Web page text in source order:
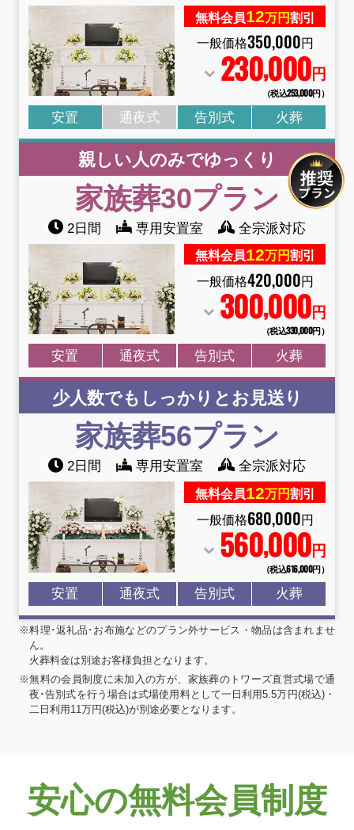
無料会員12万円割引
一般価格350,000円
230,000円
（税込253,000円）
安置 通夜式 告別式 火葬
親しい人のみでゆっくり
家族葬30プラン
2日間 専用安置室 全宗派対応
無料会員12万円割引
一般価格420,000円
300,000円
（税込330,000円）
安置 通夜式 告別式 火葬
少人数でもしっかりとお見送り
家族葬56プラン
2日間 専用安置室 全宗派対応
無料会員12万円割引
一般価格680,000円
560,000円
（税込616,000円）
安置 通夜式 告別式 火葬
※料理･返礼品･お布施などのプラン外サービス・物品は含まれませ
ん。
火葬料金は別途お客様負担となります。
※無料の会員制度に未加入の方が、家族葬のトワーズ直営式場で通
夜･告別式を行う場合は式場使用料として一日利用5.5万円(税込)・
二日利用11万円(税込)が別途必要となります。
安心の無料会員制度